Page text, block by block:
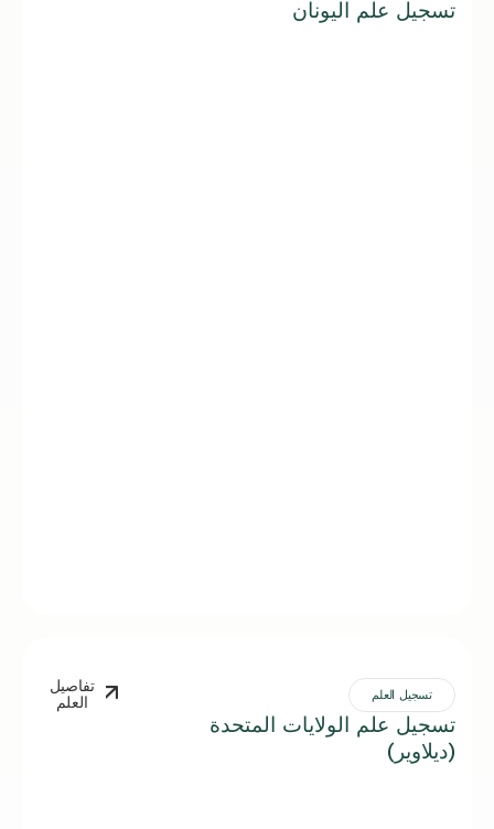
تسجيل علم اليونان
تسجيل العلم
تسجيل علم الولايات المتحدة
(ديلاوير)
تفاصيل
العلم